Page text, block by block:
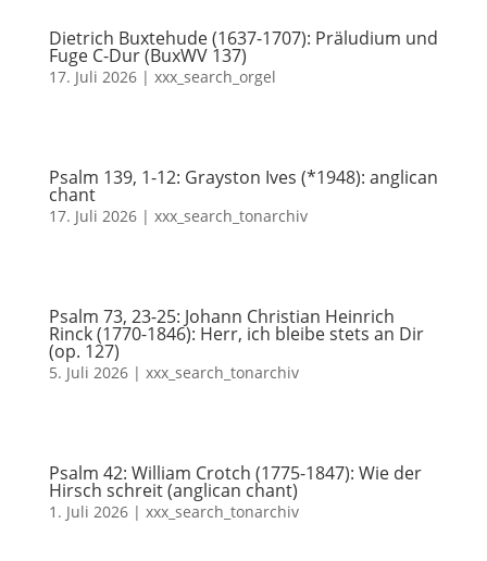
Dietrich Buxtehude (1637-1707): Präludium und
Fuge C-Dur (BuxWV 137)
17. Juli 2026| xxx_search_orgel
Psalm 139, 1-12: Grayston Ives (*1948): anglican
chant
17. Juli 2026| xxx_search_tonarchiv
Psalm 73, 23-25: Johann Christian Heinrich
Rinck (1770-1846): Herr, ich bleibe stets an Dir
(op. 127)
5. Juli 2026| xxx_search_tonarchiv
Psalm 42: William Crotch (1775-1847): Wie der
Hirsch schreit (anglican chant)
1. Juli 2026| xxx_search_tonarchiv